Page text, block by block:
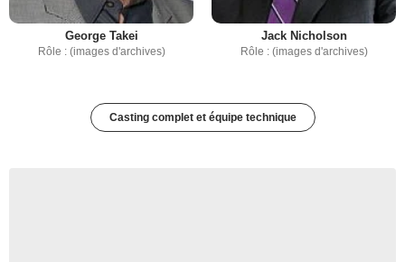
George Takei
Rôle : (images d'archives)
Jack Nicholson
Rôle : (images d'archives)
Casting complet et équipe technique